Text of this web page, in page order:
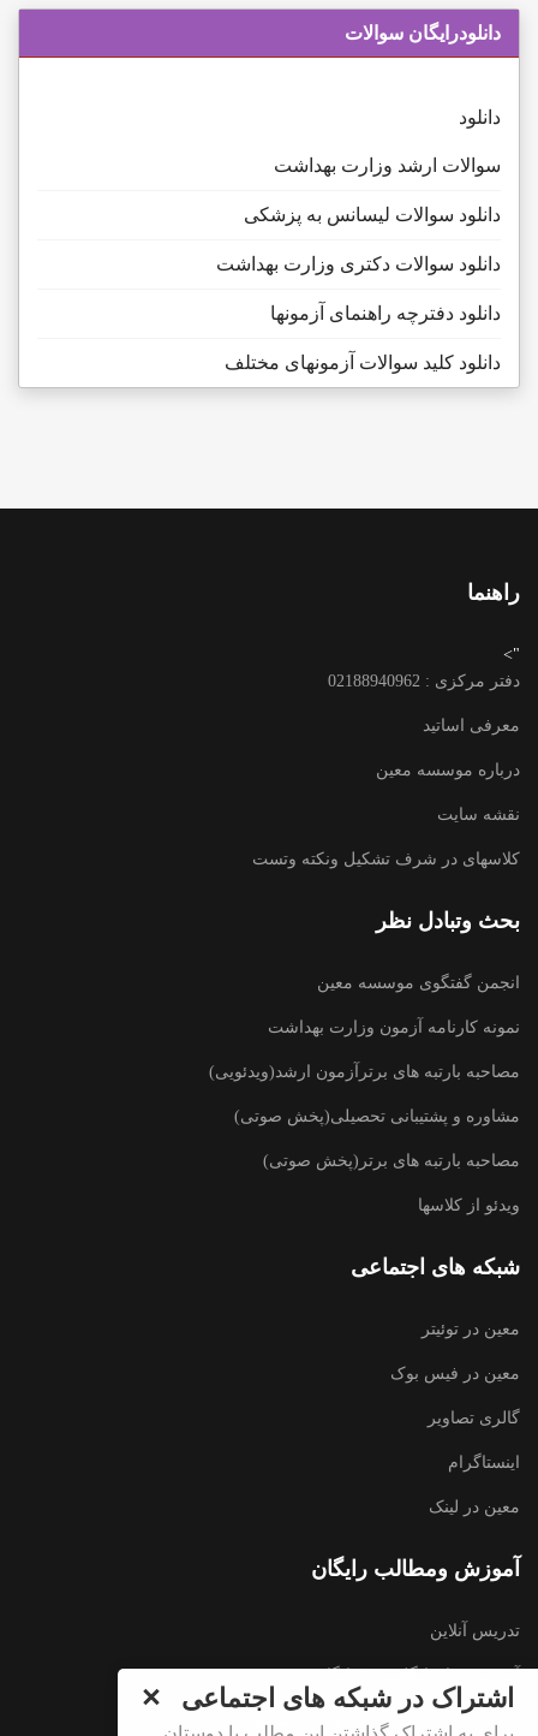
دانلودرایگان سوالات
دانلود
سوالات ارشد وزارت بهداشت
دانلود سوالات لیسانس به پزشکی
دانلود سوالات دکتری وزارت بهداشت
دانلود دفترچه راهنمای آزمونها
دانلود کلید سوالات آزمونهای مختلف
راهنما
">
دفتر مرکزی : 02188940962
معرفی اساتید
درباره موسسه معین
نقشه سایت
کلاسهای در شرف تشکیل ونکته وتست
بحث وتبادل نظر
انجمن گفتگوی موسسه معین
نمونه کارنامه آزمون وزارت بهداشت
مصاحبه بارتبه های برترآزمون ارشد(ویدئویی)
مشاوره و پشتیبانی تحصیلی(پخش صوتی)
مصاحبه بارتبه های برتر(پخش صوتی)
ویدئو از کلاسها
شبکه های اجتماعی
معین در توئیتر
معین در فیس بوک
گالری تصاویر
اینستاگرام
معین در لینک
آموزش ومطالب رایگان
تدریس آنلاین
سوالات کارشناسی ارشد وزارت بهداشت
اشتراک در شبکه های اجتماعی